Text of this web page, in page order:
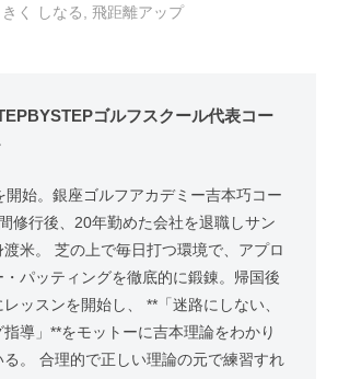
きく しなる
飛距離アップ
ゴルフスクール代表コー
開始。銀座ゴルフアカデミー吉本巧コー
修行後、20年勤めた会社を退職しサン
米。 芝の上で毎日打つ環境で、アプロ
パッティングを徹底的に鍛錬。帰国後
ッスンを開始し、 **「迷路にしない、
導」**をモットーに吉本理論をわかり
。 合理的で正しい理論の元で練習すれ